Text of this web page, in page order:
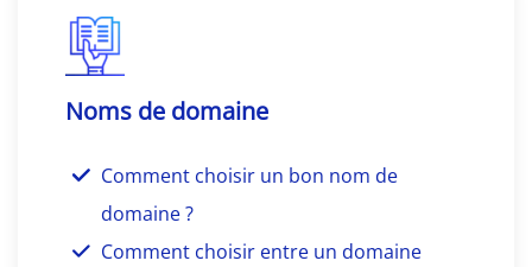
Noms de domaine
Comment choisir un bon nom de
domaine ?
Comment choisir entre un domaine